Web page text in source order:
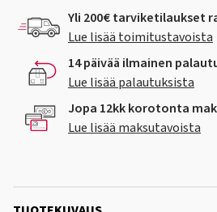
Yli 200€ tarviketilaukset
Lue lisää toimitustavoista
14 päivää ilmainen
Lue lisää palautuksista
Jopa 12kk korotonta
Lue lisää maksutavoista